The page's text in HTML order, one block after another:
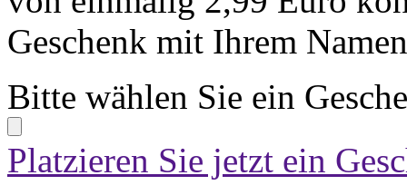
Geschenk mit Ihrem
Bitte wählen Sie ein
Platzieren Sie jetzt ein